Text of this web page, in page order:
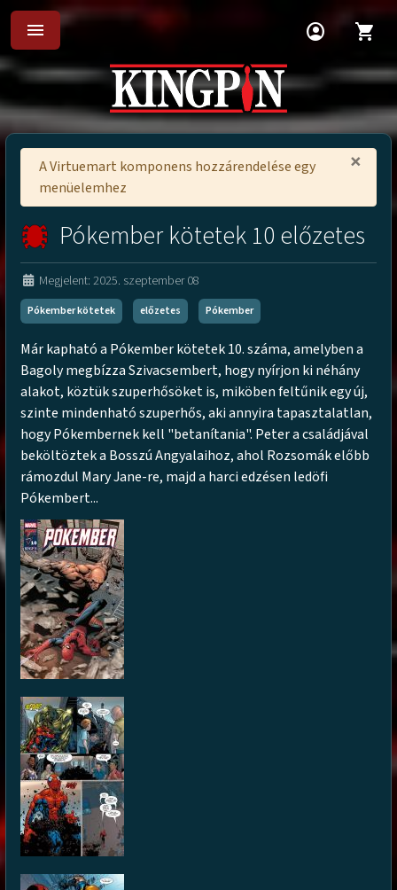
menu account_circle shopping_cart
×
A Virtuemart komponens hozzárendelése egy
menüelemhez
Pókember kötetek 10 előzetes
Megjelent: 2025. szeptember 08
Pókember kötetek előzetes Pókember
Már kapható a Pókember kötetek 10. száma, amelyben a
Bagoly megbízza Szivacsembert, hogy nyírjon ki néhány
alakot, köztük szuperhősöket is, miköben feltűnik egy új,
szinte mindenható szuperhős, aki annyira tapasztalatlan,
hogy Pókembernek kell "betanítania". Peter a családjával
beköltöztek a Bosszú Angyalaihoz, ahol Rozsomák előbb
rámozdul Mary Jane-re, majd a harci edzésen ledöfi
Pókembert...